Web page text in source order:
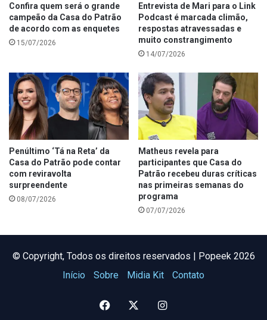
Confira quem será o grande
campeão da Casa do Patrão
de acordo com as enquetes
15/07/2026
Entrevista de Mari para o Link
Podcast é marcada climão,
respostas atravessadas e
muito constrangimento
14/07/2026
Penúltimo ‘Tá na Reta’ da
Casa do Patrão pode contar
com reviravolta
surpreendente
08/07/2026
Matheus revela para
participantes que Casa do
Patrão recebeu duras críticas
nas primeiras semanas do
programa
07/07/2026
©️ Copyright, Todos os direitos reservados | Popeek 2026
Início
Sobre Midia Kit Contato
Facebook Instagram